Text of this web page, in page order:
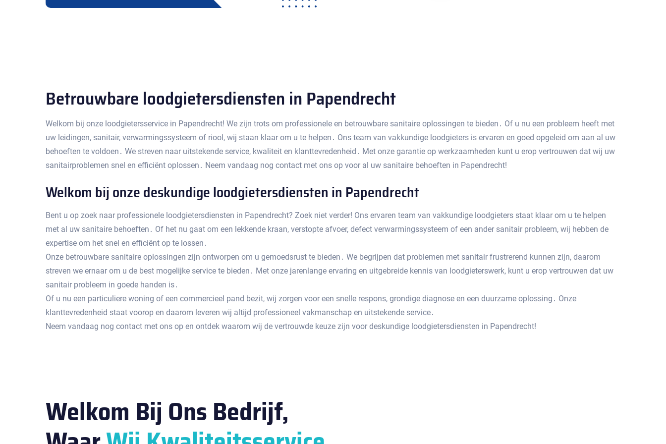
Betrouwbare loodgietersdiensten in Papendrecht
Welkom bij onze loodgietersservice in Papendrecht!​ We zijn trots om professionele en betrouwbare sanitaire oplossingen te bieden․ Of u nu een probleem heeft met
uw leidingen, sanitair, verwarmingssysteem of riool, wij staan klaar om u te helpen․ Ons team van vakkundige loodgieters is ervaren en goed opgeleid om aan al uw
behoeften te voldoen․ We streven naar uitstekende service, kwaliteit en klanttevredenheid․ Met onze garantie op werkzaamheden kunt u erop vertrouwen dat wij uw
sanitairproblemen snel en efficiënt oplossen․ Neem vandaag nog contact met ons op voor al uw sanitaire behoeften in Papendrecht!​
Welkom bij onze deskundige loodgietersdiensten in Papendrecht
Bent u op zoek naar professionele loodgietersdiensten in Papendrecht?​ Zoek niet verder! Ons ervaren team van vakkundige loodgieters staat klaar om u te helpen
met al uw sanitaire behoeften․ Of het nu gaat om een ​​lekkende kraan, verstopte afvoer, defect verwarmingssysteem of een ander sanitair probleem, wij hebben de
expertise om het snel en efficiënt op te lossen․
Onze betrouwbare sanitaire oplossingen zijn ontworpen om u gemoedsrust te bieden․ We begrijpen dat problemen met sanitair frustrerend kunnen zijn, daarom
streven we ernaar om u de best mogelijke service te bieden․ Met onze jarenlange ervaring en uitgebreide kennis van loodgieterswerk, kunt u erop vertrouwen dat uw
sanitair probleem in goede handen is․
Of u nu een particuliere woning of een commercieel pand bezit, wij zorgen voor een snelle respons, grondige diagnose en een duurzame oplossing․ Onze
klanttevredenheid staat voorop en daarom leveren wij altijd professioneel vakmanschap en uitstekende service․
Neem vandaag nog contact met ons op en ontdek waarom wij de vertrouwde keuze zijn voor deskundige loodgietersdiensten in Papendrecht!​
Welkom Bij Ons Bedrijf,